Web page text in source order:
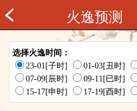
火逸预测
选择火逸时间：
23-01[子时]
01-03[丑时]
07-09[辰时]
09-11[巳时]
15-17[申时]
17-19[酉时]